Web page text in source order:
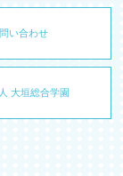
い合わせ
大垣総合学園